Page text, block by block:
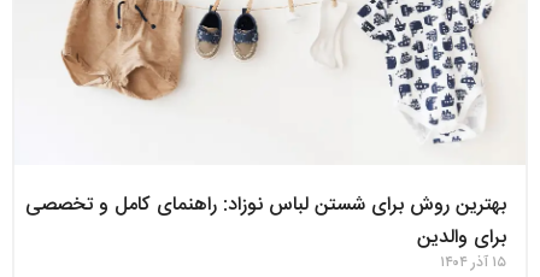
بهترین روش برای شستن لباس نوزاد: راهنمای کامل و تخصصی
برای والدین
۱۵ آذر ۱۴۰۴